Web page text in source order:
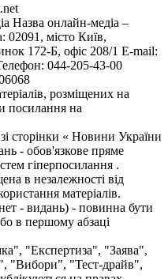
Назва онлайн-медіа –
02091, місто Київ,
172-Б, офіс 208/1 E-mail:
044-205-43-00
розміщених на
посилання на
сторінки « Новини України
- обов'язкове пряме
гіперпосилання .
в незалежності від
матеріалів.
- видань) - повинна бути
в першому абзаці
"Експертиза", "Заява",
"Вибори", "Тест-драйв",